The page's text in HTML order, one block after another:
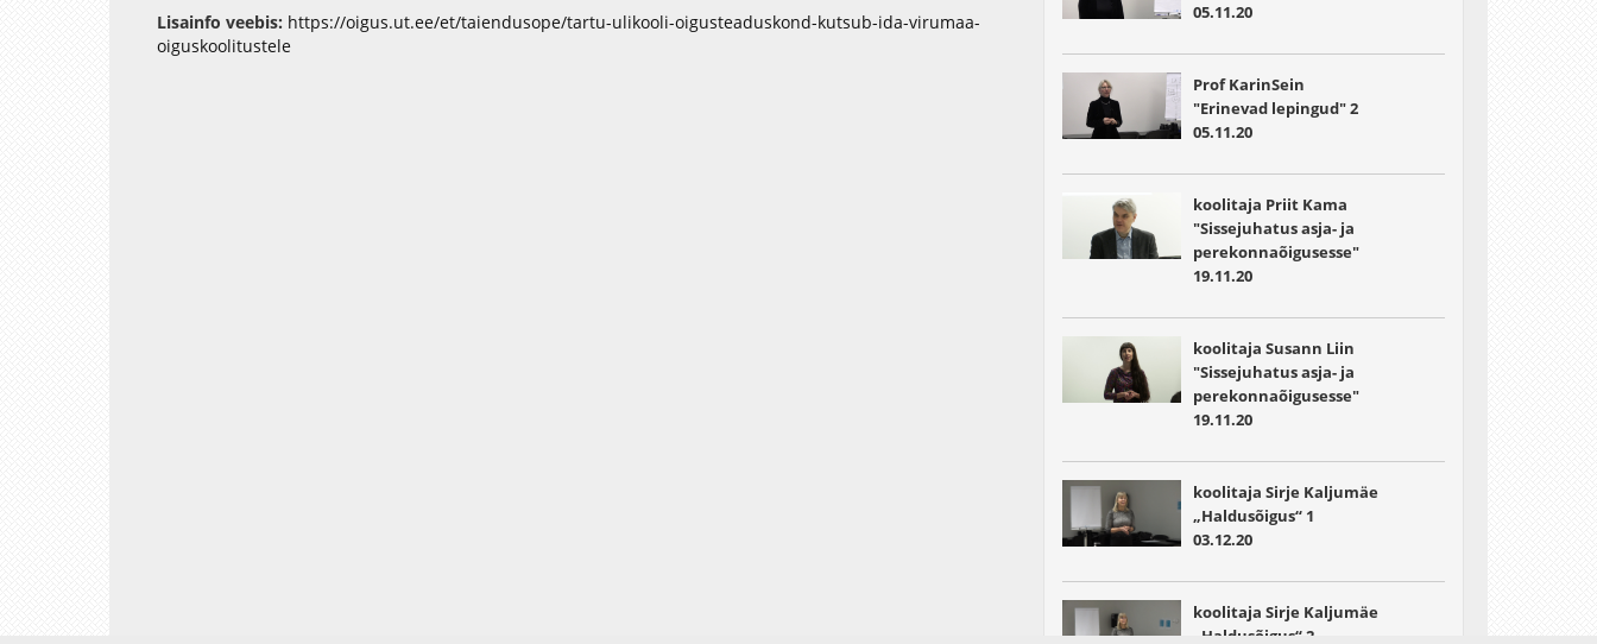
Lisainfo veebis: https://oigus.ut.ee/et/taiendusope/tartu-ulikooli-oigusteaduskond-kutsub-ida-virumaa-
oiguskoolitustele
05.11.20
Prof KarinSein
"Erinevad lepingud" 2
05.11.20
koolitaja Priit Kama
"Sissejuhatus asja- ja
perekonnaõigusesse"
19.11.20
koolitaja Susann Liin
"Sissejuhatus asja- ja
perekonnaõigusesse"
19.11.20
koolitaja Sirje Kaljumäe
„Haldusõigus“ 1
03.12.20
koolitaja Sirje Kaljumäe
„Haldusõigus“ 2